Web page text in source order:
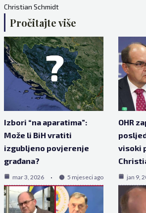
Christian Schmidt
Pročitajte više
Izbori “na aparatima”:
Može li BiH vratiti
izgubljeno povjerenje
građana?
mar 3, 2026 5 mjeseci ago
OHR
visoki
jan 9,